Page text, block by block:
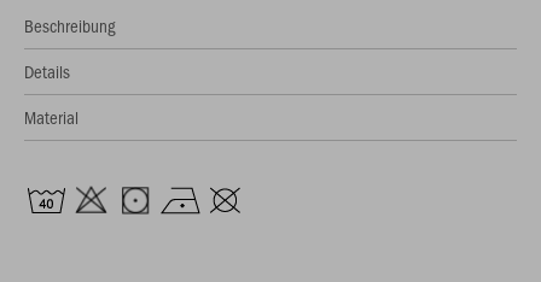
Beschreibung
Details
Material